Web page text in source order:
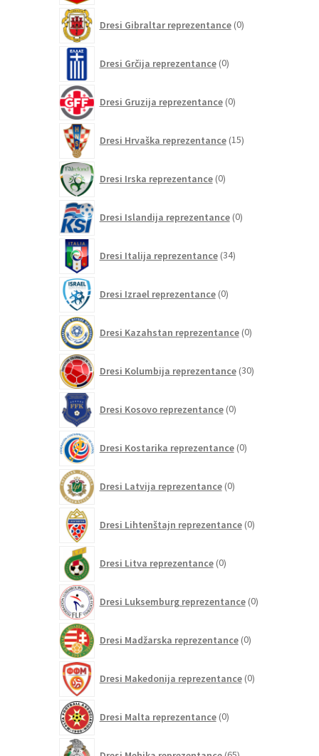
Dresi Gibraltar reprezentance 0izdelkov
Dresi Grčija reprezentance 0izdelkov
Dresi Gruzija reprezentance 0izdelkov
Dresi Hrvaška reprezentance 15izdelkov
Dresi Irska reprezentance 0izdelkov
Dresi Islandija reprezentance 0izdelkov
Dresi Italija reprezentance 34izdelkov
Dresi Izrael reprezentance 0izdelkov
Dresi Kazahstan reprezentance 0izdelkov
Dresi Kolumbija reprezentance 30izdelkov
Dresi Kosovo reprezentance 0izdelkov
Dresi Kostarika reprezentance 0izdelkov
Dresi Latvija reprezentance 0izdelkov
Dresi Lihtenštajn reprezentance 0izdelkov
Dresi Litva reprezentance 0izdelkov
Dresi Luksemburg reprezentance 0izdelkov
Dresi Madžarska reprezentance 0izdelkov
Dresi Makedonija reprezentance 0izdelkov
Dresi Malta reprezentance 0izdelkov